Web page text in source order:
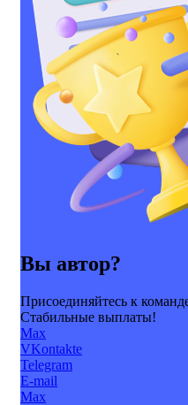
Вы автор?
Присоединяйтесь к
Стабильные выплаты!
Max
VKontakte
Telegram
E-mail
Max